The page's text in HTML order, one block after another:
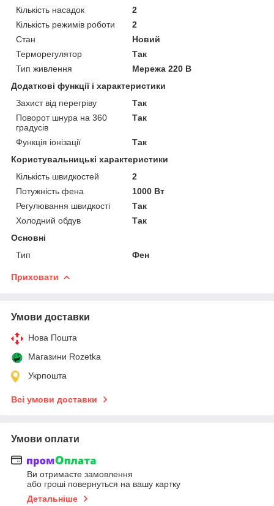
Кількість насадок
2
Кількість режимів роботи
2
Стан
Новий
Терморегулятор
Так
Тип живлення
Мережа 220 В
Додаткові функції і характеристики
Захист від перегріву
Так
Поворот шнура на 360
градусів
Так
Функція іонізації
Так
Користувальницькі характеристики
Кількість швидкостей
2
Потужність фена
1000 Вт
Регулювання швидкості
Так
Холодний обдув
Так
Основні
Тип
Фен
Приховати
Умови доставки
Нова Пошта
Магазини Rozetka
Укрпошта
Всі умови доставки
Умови оплати
Ви отримаєте замовлення
або гроші повернуться на вашу картку
Детальніше